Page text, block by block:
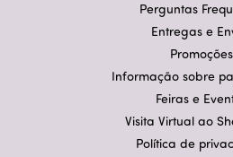
Perguntas
Entregas e
Promoções
Informação sobre
Feiras e
Visita Virtual ao
Política de